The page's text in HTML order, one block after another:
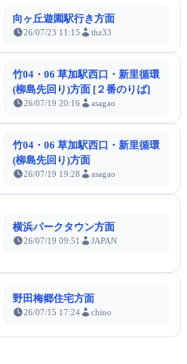
向ヶ丘遊園駅行き方面
26/07/23 11:15 thz33
竹04・06 草加駅西口・新里循環
(柳島先回り)方面 [２番のりば]
26/07/19 20:16 asagao
竹04・06 草加駅西口・新里循環
(柳島先回り)方面
26/07/19 19:28 asagao
横浜パークタウン方面
26/07/19 09:51 JAPAN
野田梅郷住宅方面
26/07/15 17:24 chino